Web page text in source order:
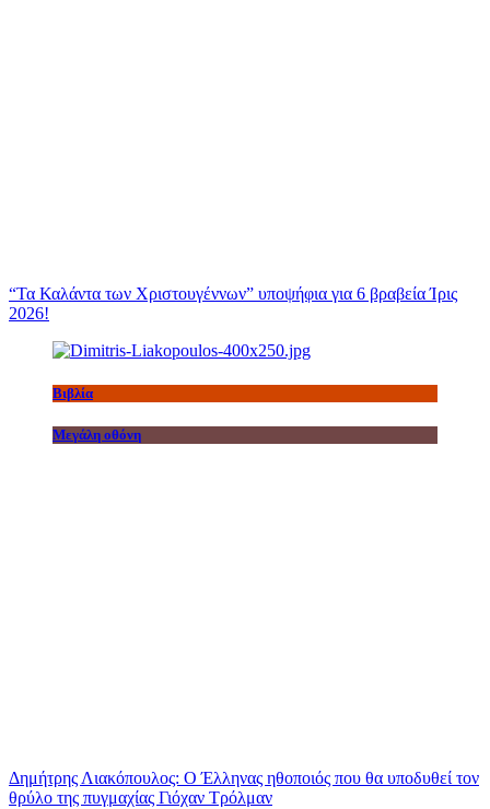
“Τα Καλάντα των Χριστουγέννων” υποψήφια για 6 βραβεία Ίρις
2026!
Βιβλία
Μεγάλη οθόνη
Δημήτρης Λιακόπουλος: Ο Έλληνας ηθοποιός που θα υποδυθεί τον
θρύλο της πυγμαχίας Γιόχαν Τρόλμαν